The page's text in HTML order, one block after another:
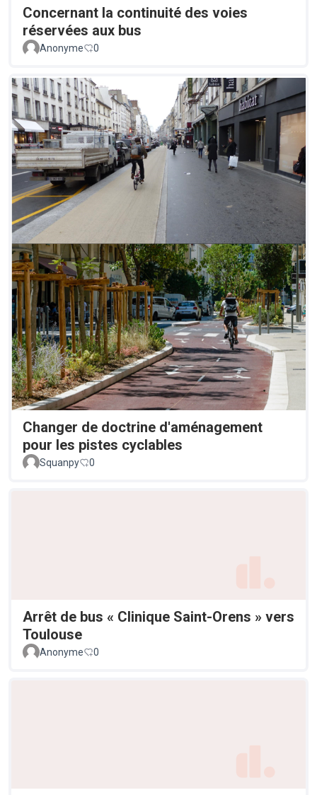
Concernant la continuité des voies
réservées aux bus
Anonyme 0
Changer de doctrine d'aménagement
pour les pistes cyclables
Squanpy 0
Arrêt de bus « Clinique Saint-Orens » vers
Toulouse
Anonyme 0